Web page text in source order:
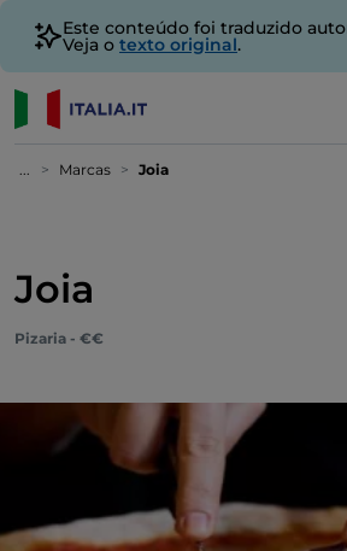
Este conteúdo foi traduzido
Veja o texto original.
... Marcas Joia
Joia
Pizaria - €€